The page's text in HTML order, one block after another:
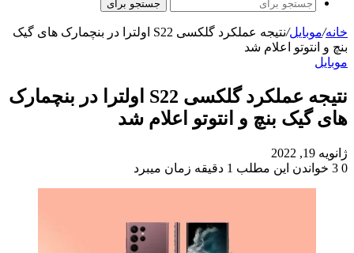
جستجو برای
خانه/موبایل/
نتیجه عملکرد گلکسی S22 اولترا در بنچمارک های گیک
بنچ و انتوتو اعلام شد
موبایل
نتیجه عملکرد گلکسی S22 اولترا در بنچمارک
های گیک بنچ و انتوتو اعلام شد
ژانویه 19, 2022
0
خواندن این مطلب 1 دقیقه زمان میبرد